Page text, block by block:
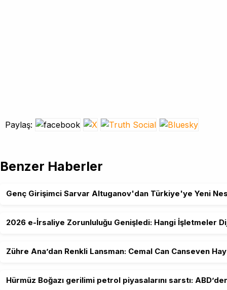
Paylaş:
Benzer Haberler
Genç Girişimci Sarvar Altuganov'dan Türkiye'ye Yeni
2026 e-İrsaliye Zorunluluğu Genişledi: Hangi İşletmeler
Zühre Ana’dan Renkli Lansman: Cemal Can Canseven
Hürmüz Boğazı gerilimi petrol piyasalarını sarstı: